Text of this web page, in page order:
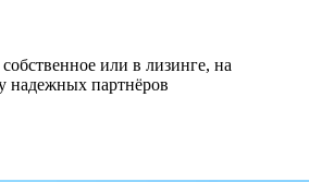
или в лизинге, на
надежных партнёров